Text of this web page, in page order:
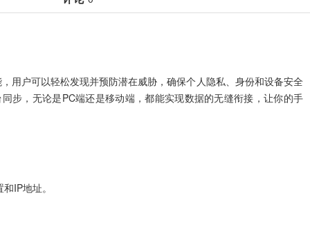
用户可以轻松发现并预防潜在威胁，确保个人隐私、身份和设备安全
步，无论是PC端还是移动端，都能实现数据的无缝衔接，让你的手
IP地址。